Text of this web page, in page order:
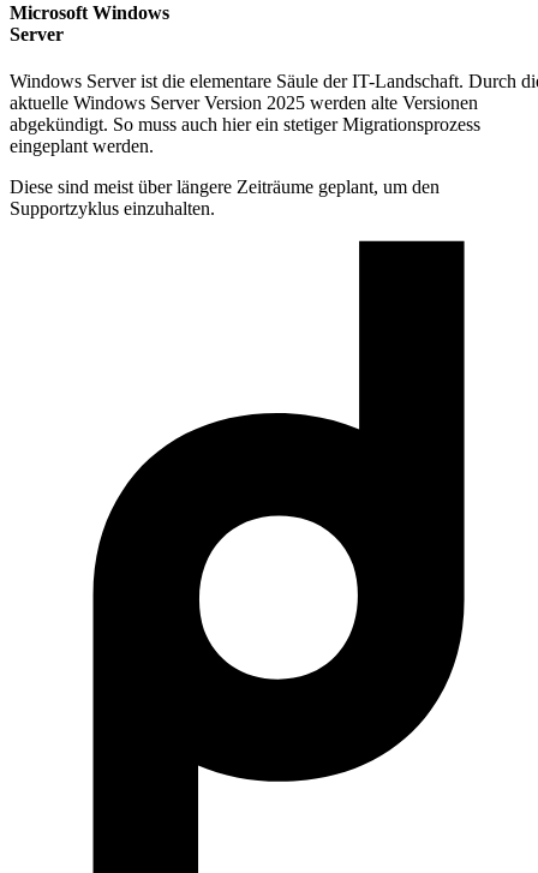
Microsoft Windows
Server
Windows Server ist die elementare Säule der IT-Landschaft. Durch
aktuelle Windows Server Version 2025 werden alte Versionen
abgekündigt. So muss auch hier ein stetiger Migrationsprozess
eingeplant werden.
Diese sind meist über längere Zeiträume geplant, um den
Supportzyklus einzuhalten.